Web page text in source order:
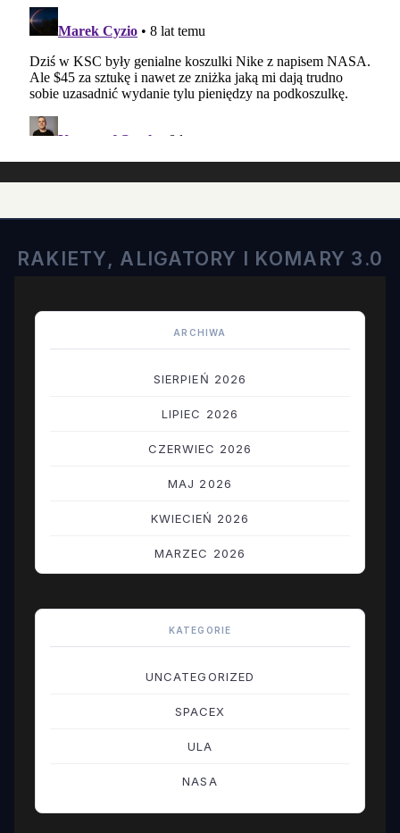
RAKIETY, ALIGATORY I KOMARY 3.0
ARCHIWA
SIERPIEŃ 2026
LIPIEC 2026
CZERWIEC 2026
MAJ 2026
KWIECIEŃ 2026
MARZEC 2026
KATEGORIE
UNCATEGORIZED
SPACEX
ULA
NASA